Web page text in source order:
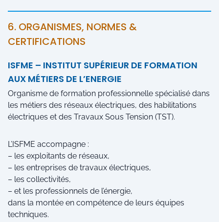
6. ORGANISMES, NORMES &
CERTIFICATIONS
ISFME – INSTITUT SUPÉRIEUR DE FORMATION
AUX MÉTIERS DE L’ENERGIE
Organisme de formation professionnelle spécialisé dans
les métiers des réseaux électriques, des habilitations
électriques et des Travaux Sous Tension (TST).
L’ISFME accompagne :
– les exploitants de réseaux,
– les entreprises de travaux électriques,
– les collectivités,
– et les professionnels de l’énergie,
dans la montée en compétence de leurs équipes
techniques.